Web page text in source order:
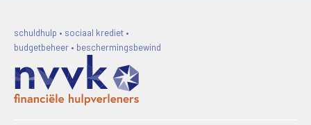
schuldhulp • sociaal krediet •
budgetbeheer • beschermingsbewind